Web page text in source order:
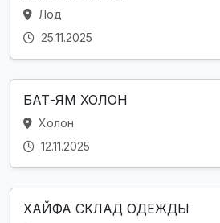
Лод
25.11.2025
БАТ-ЯМ ХОЛОН
Холон
12.11.2025
ХАЙФА СКЛАД ОДЕЖДЫ